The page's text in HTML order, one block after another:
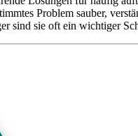
Problem sauber,
sind sie oft ein wichtiger